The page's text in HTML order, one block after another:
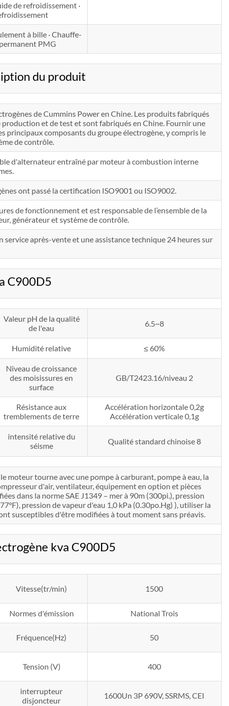
de refroidissement ·
à bille · Chauffe-
PMG
du produit
de Cummins Power en Chine. Les produits fabriqués
et de test et sont fabriqués en Chine. Fournir une
principaux composants du groupe électrogène, y compris le
de contrôle.
d'alternateur entraîné par moteur à combustion interne
ont passé la certification ISO9001 ou ISO9002.
de fonctionnement et est responsable de l’ensemble de la
générateur et système de contrôle.
après-vente et une assistance technique 24 heures sur
C900D5
Valeur pH de la qualité
de l'eau
6.5~8
Humidité relative ≤ 60%
Niveau de croissance
des moisissures en
surface
GB/T2423.16/niveau 2
Résistance aux
tremblements de terre
Accélération horizontale 0,2g
Accélération verticale 0,1g
intensité relative du
séisme
Qualité standard chinoise 8
moteur tourne avec une pompe à carburant, pompe à eau, la
d'air, ventilateur, équipement en option et pièces
dans la norme SAE J1349 – mer à 90m (300pi.), pression
pression de vapeur d'eau 1,0 kPa (0.30po.Hg) ), utiliser la
susceptibles d'être modifiées à tout moment sans préavis.
kva C900D5
Vitesse(tr/min) 1500
Normes d'émission National Trois
Fréquence(Hz) 50
Tension (V) 400
interrupteur
disjoncteur
1600Un 3P 690V, SSRMS, CEI